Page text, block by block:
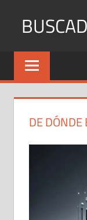
Identifica
Números
y
DE